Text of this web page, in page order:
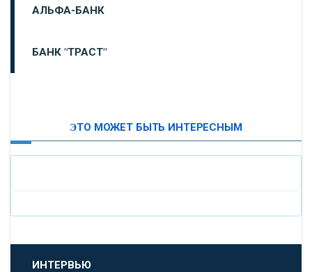
АЛЬФА-БАНК
БАНК "ТРАСТ"
«БАНК САНКТ-ПЕТЕРБУРГ»
«ПРОМСВЯЗЬБАНК»
ЭТО МОЖЕТ БЫТЬ ИНТЕРЕСНЫМ
ИНТЕРВЬЮ